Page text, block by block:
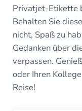
Privatjet-Etikette
Behalten Sie
nicht, Spaß zu
Gedanken über
verpassen.
oder Ihren
Reise!